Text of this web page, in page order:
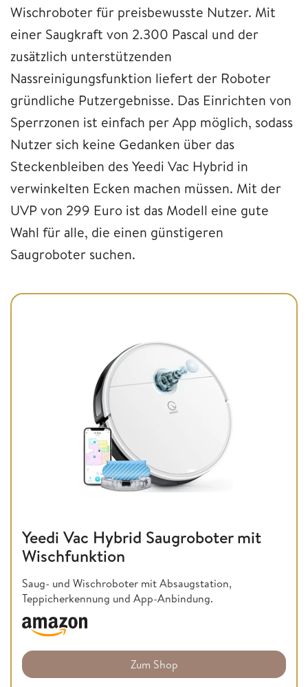
Wischroboter für preisbewusste Nutzer. Mit
einer Saugkraft von 2.300 Pascal und der
zusätzlich unterstützenden
Nassreinigungsfunktion liefert der Roboter
gründliche Putzergebnisse. Das Einrichten von
Sperrzonen ist einfach per App möglich, sodass
Nutzer sich keine Gedanken über das
Steckenbleiben des Yeedi Vac Hybrid in
verwinkelten Ecken machen müssen. Mit der
UVP von 299 Euro ist das Modell eine gute
Wahl für alle, die einen günstigeren
Saugroboter suchen.
Yeedi Vac Hybrid Saugroboter mit
Wischfunktion
Saug- und Wischroboter mit Absaugstation,
Teppicherkennung und App-Anbindung.
Zum Shop